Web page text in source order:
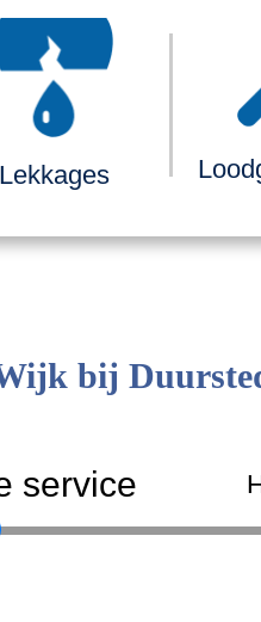
Lekkages
bij
service